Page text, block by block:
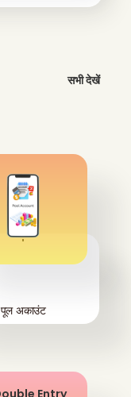
सभी देखें
'
पूल अकाउंट